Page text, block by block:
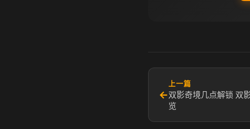
←
上一篇
双影奇境几点解锁 双
览